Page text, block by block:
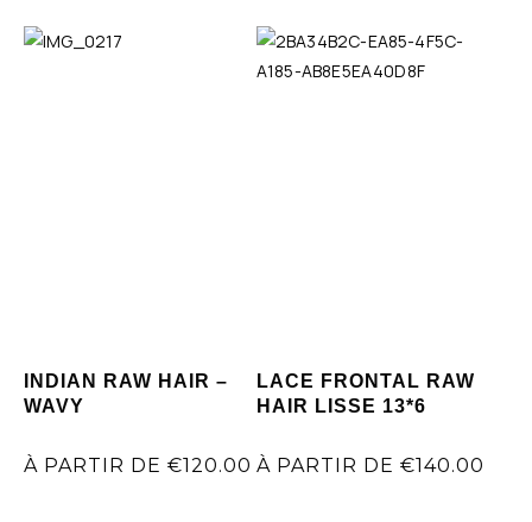
INDIAN RAW HAIR –
WAVY
À PARTIR DE €120.00
LACE FRONTAL RAW
HAIR LISSE 13*6
À PARTIR DE €140.00